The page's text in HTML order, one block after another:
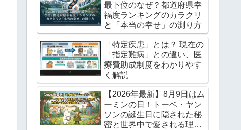
最下位のなぜ？都道府県幸
福度ランキングのカラクリ
と「本当の幸せ」の測り方
「特定疾患」とは？ 現在の
「指定難病」との違い、医
療費助成制度をわかりやす
く解説
【2026年最新】8月9日はム
ーミンの日！トーベ・ヤン
ソンの誕生日に隠された秘
密と世界中で愛される理由